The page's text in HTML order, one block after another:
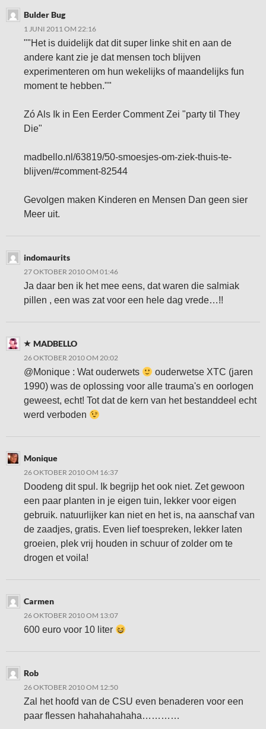
Bulder Bug
1 JUNI 2011 OM 22:16
""Het is duidelijk dat dit super linke shit en aan de
andere kant zie je dat mensen toch blijven
experimenteren om hun wekelijks of maandelijks fun
moment te hebben.""
Zó Als Ik in Een Eerder Comment Zei "party til They
Die"
madbello.nl/63819/50-smoesjes-om-ziek-thuis-te-
blijven/#comment-82544
Gevolgen maken Kinderen en Mensen Dan geen sier
Meer uit.
indomaurits
27 OKTOBER 2010 OM 01:46
Ja daar ben ik het mee eens, dat waren die salmiak
pillen , een was zat voor een hele dag vrede…!!
MADBELLO
26 OKTOBER 2010 OM 20:02
@Monique : Wat ouderwets
ouderwetse XTC (jaren
1990) was de oplossing voor alle trauma's en oorlogen
geweest, echt! Tot dat de kern van het bestanddeel echt
werd verboden
Monique
26 OKTOBER 2010 OM 16:37
Doodeng dit spul. Ik begrijp het ook niet. Zet gewoon
een paar planten in je eigen tuin, lekker voor eigen
gebruik. natuurlijker kan niet en het is, na aanschaf van
de zaadjes, gratis. Even lief toespreken, lekker laten
groeien, plek vrij houden in schuur of zolder om te
drogen et voila!
Carmen
26 OKTOBER 2010 OM 13:07
600 euro voor 10 liter
Rob
26 OKTOBER 2010 OM 12:50
Zal het hoofd van de CSU even benaderen voor een
paar flessen hahahahahaha…………